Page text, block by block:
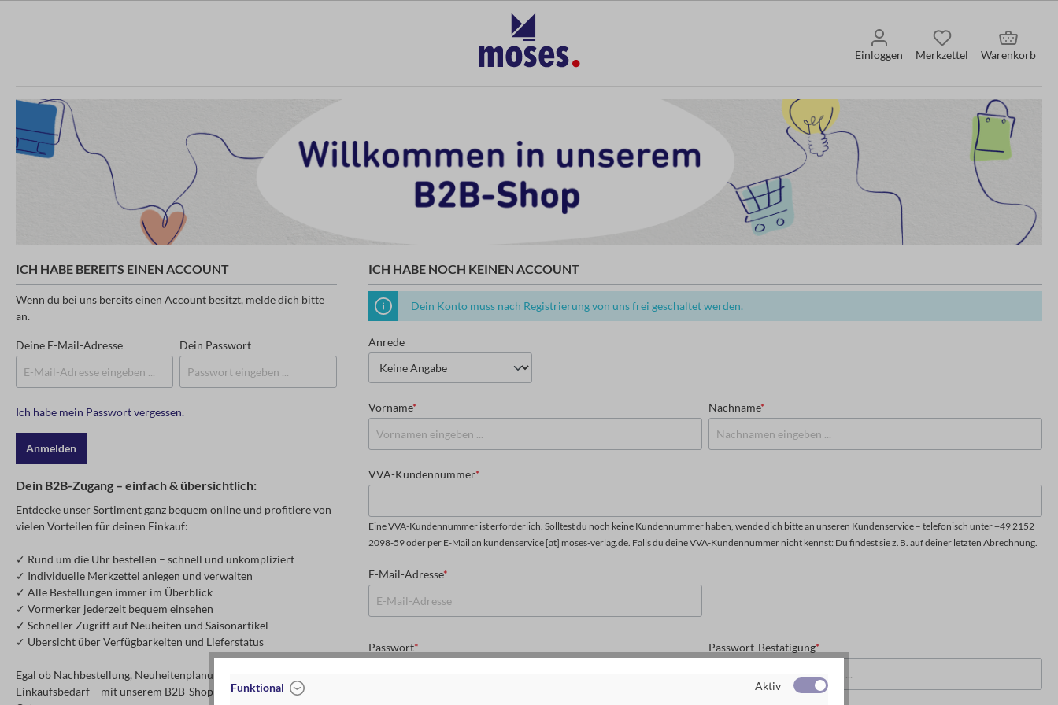
Einloggen Merkzettel Warenkorb
ICH HABE BEREITS EINEN ACCOUNT
Wenn du bei uns bereits einen Account besitzt, melde dich bitte
an.
Deine E-Mail-Adresse Dein Passwort
Ich habe mein Passwort vergessen.
Anmelden
Dein B2B-Zugang – einfach & übersichtlich:
Entdecke unser Sortiment ganz bequem online und profitiere von
vielen Vorteilen für deinen Einkauf:
✓ Rund um die Uhr bestellen – schnell und unkompliziert
✓ Individuelle Merkzettel anlegen und verwalten
✓ Alle Bestellungen immer im Überblick
✓ Vormerker jederzeit bequem einsehen
✓ Schneller Zugriff auf Neuheiten und Saisonartikel
✓ Übersicht über Verfügbarkeiten und Lieferstatus
Egal ob Nachbestellung, Neuheitenplanung oder spontaner
Einkaufsbedarf – mit unserem B2B-Shop hast du alles an einem
ICH HABE NOCH KEINEN ACCOUNT
Dein Konto muss nach Registrierung von uns frei geschaltet werden.
Anrede
Vorname* Nachname*
VVA-Kundennummer*
Eine VVA-Kundennummer ist erforderlich. Solltest du noch keine Kundennummer haben, wende dich bitte an unseren Kundenservice – telefonisch unter +49 2152
2098-59 oder per E-Mail an kundenservice [at] moses-verlag.de. Falls du deine VVA-Kundennummer nicht kennst: Du findest sie z. B. auf deiner letzten Abrechnung.
E-Mail-Adresse*
Passwort* Passwort-Bestätigung*
Funktional Aktiv